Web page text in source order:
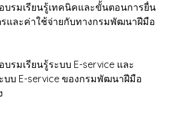
รมเรียนรู้เทคนิคและขั้นตอนการยื่น
และค่าใช้จ่ายกับทางกรมพัฒนาฝีมือ
รมเรียนรู้ระบบ E-service และ
บบ E-service ของกรมพัฒนาฝีมือ